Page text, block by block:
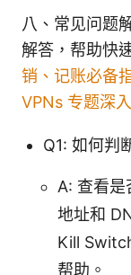
八、常见问题
解答，帮助快
销、记账必备
VPNs 专题深
Q1: 如何判
A: 查看是
地址和
Kill
帮助。